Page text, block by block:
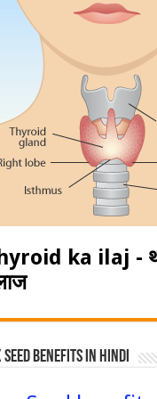
ka ilaj -
Seed Benefits in hindi